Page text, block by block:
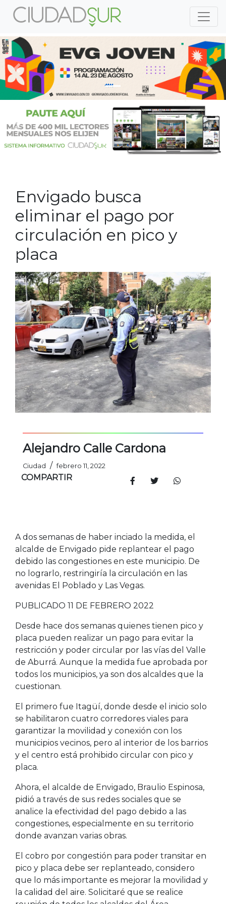
Previous
Previous
Envigado busca
eliminar el pago por
circulación en pico y
placa
Alejandro Calle Cardona
Ciudad / febrero 11, 2022
COMPARTIR
A dos semanas de haber inciado la medida, el
alcalde de Envigado pide replantear el pago
debido las congestiones en este municipio. De
no lograrlo, restringiría la circulación en las
avenidas El Poblado y Las Vegas.
PUBLICADO 11 DE FEBRERO 2022
Desde hace dos semanas quienes tienen pico y
placa pueden realizar un pago para evitar la
restricción y poder circular por las vías del Valle
de Aburrá. Aunque la medida fue aprobada por
todos los municipios, ya son dos alcaldes que la
cuestionan.
El primero fue Itagüí, donde desde el inicio solo
se habilitaron cuatro corredores viales para
garantizar la movilidad y conexión con los
municipios vecinos, pero al interior de los barrios
y el centro está prohibido circular con pico y
placa.
Ahora, el alcalde de Envigado, Braulio Espinosa,
pidió a través de sus redes sociales que se
analice la efectividad del pago debido a las
congestiones, especialmente en su territorio
donde avanzan varias obras.
El cobro por congestión para poder transitar en
pico y placa debe ser replanteado, considero
que lo más importante es mejorar la movilidad y
la calidad del aire. Solicitaré que se realice